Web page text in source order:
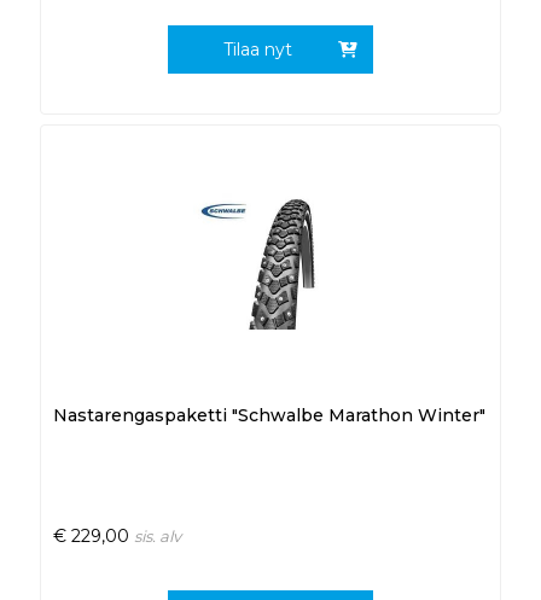
Tilaa nyt
Nastarengaspaketti "Schwalbe Marathon Winter"
€ 229,00 sis. alv